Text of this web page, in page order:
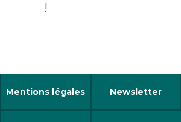
!
Mentions légales Newsletter